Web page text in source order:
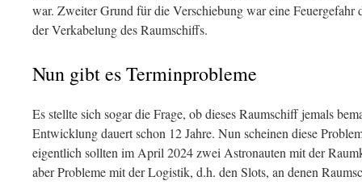
war. Zweiter Grund für die Verschiebung war eine Feuergefahr
der Verkabelung des Raumschiffs.
Nun gibt es Terminprobleme
Es stellte sich sogar die Frage, ob dieses Raumschiff jemals
Entwicklung dauert schon 12 Jahre. Nun scheinen diese
eigentlich sollten im April 2024 zwei Astronauten mit der
aber Probleme mit der Logistik, d.h. den Slots, an denen